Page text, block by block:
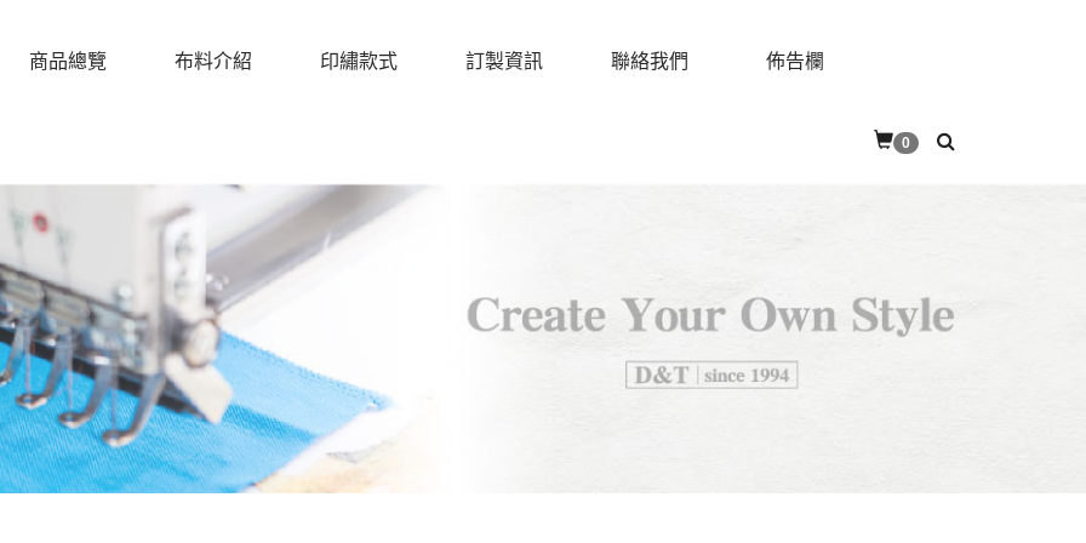
商品總覽 布料介紹 印繡款式 訂製資訊 聯絡我們 佈告欄
0